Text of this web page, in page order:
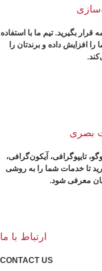
بگیرید. تیم ما با استفاده
افزایش داده و برندتان را
بصری
تایپوگرافی، آیکون‌گرافی،
تا خدمات شما را به روشی
معرفی شود.
ارتباط با ما
CONTACT US